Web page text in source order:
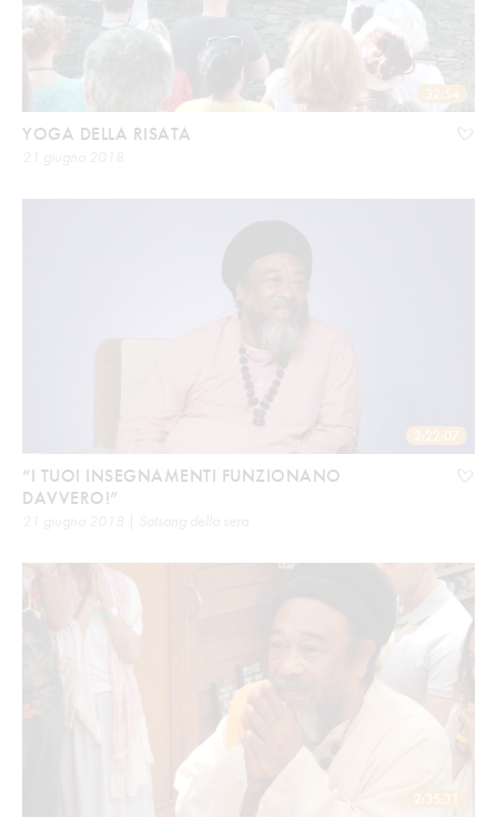
32:54
YOGA DELLA RISATA
2:22:07
“I TUOI INSEGNAMENTI FUNZIONANO
DAVVERO!”
2:35:31